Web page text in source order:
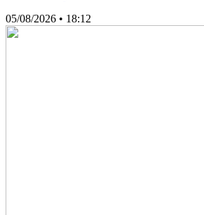
05/08/2026 • 18:12